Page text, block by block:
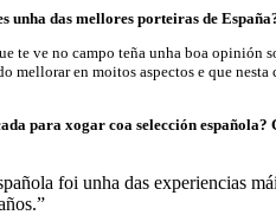
unha das mellores porteiras de
te ve no campo teña unha boa opinión
mellorar en moitos aspectos e que
para xogar coa selección española?
foi unha das experiencias